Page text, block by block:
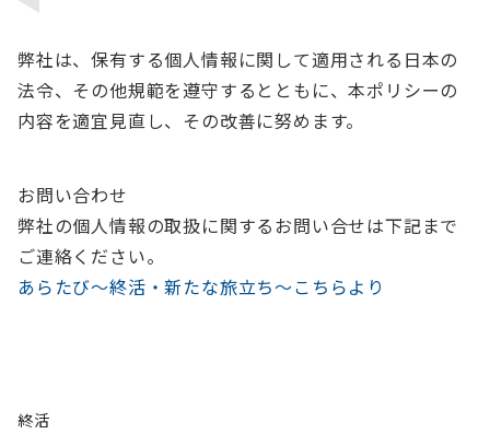
弊社は、保有する個人情報に関して適用される日本の
法令、その他規範を遵守するとともに、本ポリシーの
内容を適宜見直し、その改善に努めます。
お問い合わせ
弊社の個人情報の取扱に関するお問い合せは下記まで
ご連絡ください。
あらたび～終活・新たな旅立ち～こちらより
終活